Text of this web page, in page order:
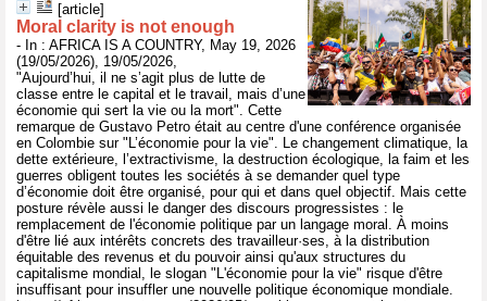
[article]
Moral clarity is not enough
- In : AFRICA IS A COUNTRY, May 19, 2026
(19/05/2026), 19/05/2026,
"Aujourd’hui, il ne s’agit plus de lutte de
classe entre le capital et le travail, mais d’une
économie qui sert la vie ou la mort". Cette
remarque de Gustavo Petro était au centre d'une conférence organisée
en Colombie sur "L’économie pour la vie". Le changement climatique, la
dette extérieure, l’extractivisme, la destruction écologique, la faim et les
guerres obligent toutes les sociétés à se demander quel type
d’économie doit être organisé, pour qui et dans quel objectif. Mais cette
posture révèle aussi le danger des discours progressistes : le
remplacement de l'économie politique par un langage moral. À moins
d'être lié aux intérêts concrets des travailleur·ses, à la distribution
équitable des revenus et du pouvoir ainsi qu'aux structures du
capitalisme mondial, le slogan "L'économie pour la vie" risque d'être
insuffisant pour insuffler une nouvelle politique économique mondiale.